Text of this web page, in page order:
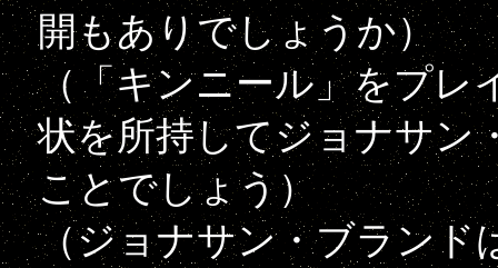
開もありでしょうか）
（「キンニール」をプレ
状を所持してジョナサン
ことでしょう）
（ジョナサン・ブランド